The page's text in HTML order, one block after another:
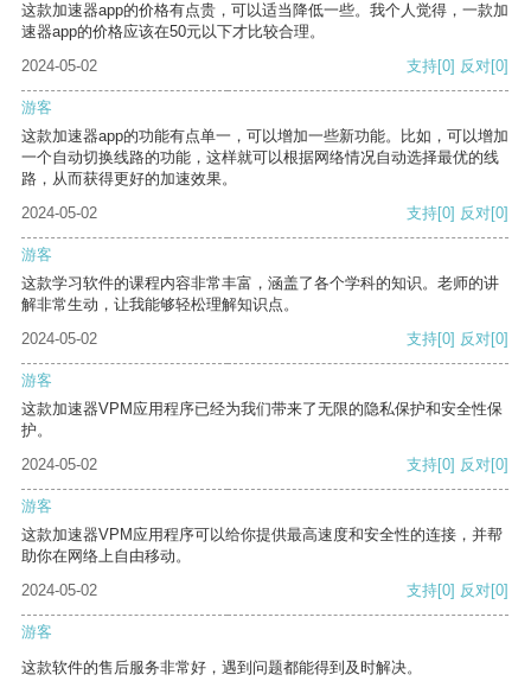
这款加速器app的价格有点贵，可以适当降低一些。我个人觉得，一款加
速器app的价格应该在50元以下才比较合理。
2024-05-02
支持[0] 反对[0]
游客
这款加速器app的功能有点单一，可以增加一些新功能。比如，可以增加
一个自动切换线路的功能，这样就可以根据网络情况自动选择最优的线
路，从而获得更好的加速效果。
2024-05-02
支持[0] 反对[0]
游客
这款学习软件的课程内容非常丰富，涵盖了各个学科的知识。老师的讲
解非常生动，让我能够轻松理解知识点。
2024-05-02
支持[0] 反对[0]
游客
这款加速器VPM应用程序已经为我们带来了无限的隐私保护和安全性保
护。
2024-05-02
支持[0] 反对[0]
游客
这款加速器VPM应用程序可以给你提供最高速度和安全性的连接，并帮
助你在网络上自由移动。
2024-05-02
支持[0] 反对[0]
游客
这款软件的售后服务非常好，遇到问题都能得到及时解决。